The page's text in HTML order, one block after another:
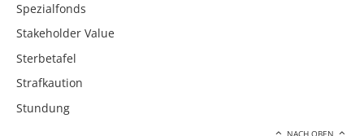
Spezialfonds
Stakeholder Value
Sterbetafel
Strafkaution
Stundung